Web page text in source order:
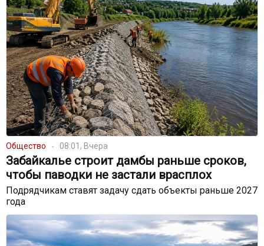
Общество 08:01, Вчера
Забайкалье строит дамбы раньше сроков,
чтобы паводки не застали врасплох
Подрядчикам ставят задачу сдать объекты раньше 2027
года